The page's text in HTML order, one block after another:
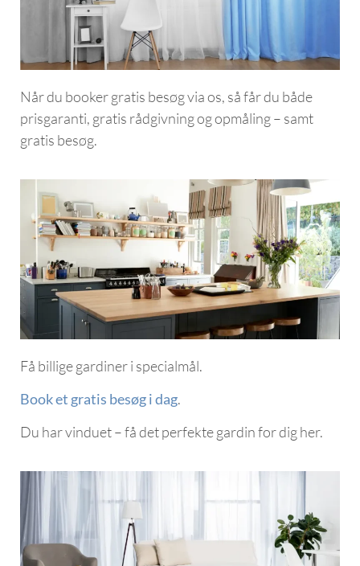
Når du booker gratis besøg via os, så får du både
prisgaranti, gratis rådgivning og opmåling – samt
gratis besøg.
Få billige gardiner i specialmål.
Book et gratis besøg i dag.
Du har vinduet – få det perfekte gardin for dig her.